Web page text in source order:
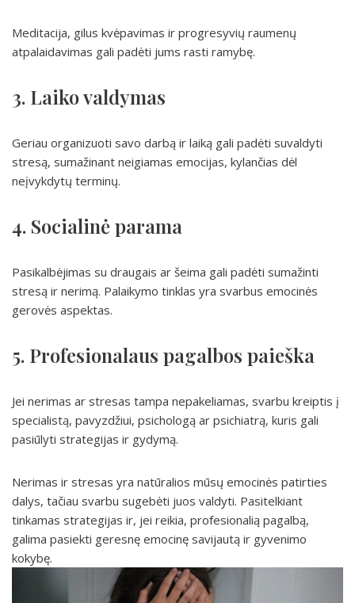
Meditacija, gilus kvėpavimas ir progresyvių raumenų
atpalaidavimas gali padėti jums rasti ramybę.
3. Laiko valdymas
Geriau organizuoti savo darbą ir laiką gali padėti suvaldyti
stresą, sumažinant neigiamas emocijas, kylančias dėl
neįvykdytų terminų.
4. Socialinė parama
Pasikalbėjimas su draugais ar šeima gali padėti sumažinti
stresą ir nerimą. Palaikymo tinklas yra svarbus emocinės
gerovės aspektas.
5. Profesionalaus pagalbos paieška
Jei nerimas ar stresas tampa nepakeliamas, svarbu kreiptis į
specialistą, pavyzdžiui, psichologą ar psichiatrą, kuris gali
pasiūlyti strategijas ir gydymą.
Nerimas ir stresas yra natūralios mūsų emocinės patirties
dalys, tačiau svarbu sugebėti juos valdyti. Pasitelkiant
tinkamas strategijas ir, jei reikia, profesionalią pagalbą,
galima pasiekti geresnę emocinę savijautą ir gyvenimo
kokybę.